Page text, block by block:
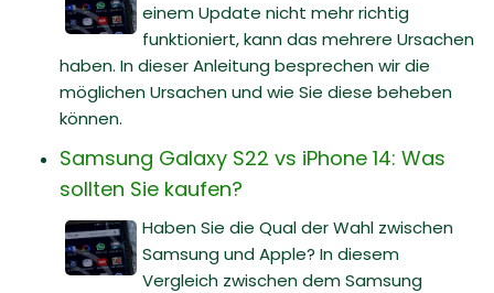
einem Update nicht mehr richtig
funktioniert, kann das mehrere Ursachen
haben. In dieser Anleitung besprechen wir die
möglichen Ursachen und wie Sie diese beheben
können.
Samsung Galaxy S22 vs iPhone 14: Was
sollten Sie kaufen?
Haben Sie die Qual der Wahl zwischen
Samsung und Apple? In diesem
Vergleich zwischen dem Samsung